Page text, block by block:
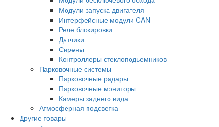
Модули запуска двигателя
Интерфейсные модули CAN
Реле блокировки
Датчики
Сирены
Контроллеры стеклоподьемников
Парковочные системы
Парковочные радары
Парковочные мониторы
Камеры заднего вида
Атмосферная подсветка
Другие товары